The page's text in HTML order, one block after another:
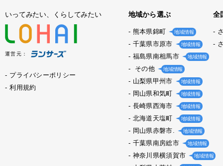
いってみたい、くらしてみたい
運営元：
プライバシーポリシー
利用規約
地域から選ぶ
熊本県錦町 地域情報
千葉県市原市 地域情報
福島県南相馬市 地域情報
その他 地域情報
山梨県甲州市 地域情報
岡山県和気町 地域情報
長崎県西海市 地域情報
北海道天塩町 地域情報
岡山県赤磐市. 地域情報
千葉県南房総市 地域情報
神奈川県横須賀市 地域情報
全